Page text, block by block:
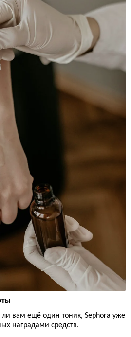
вам ещё один тоник, Sephora уже
наградами средств.